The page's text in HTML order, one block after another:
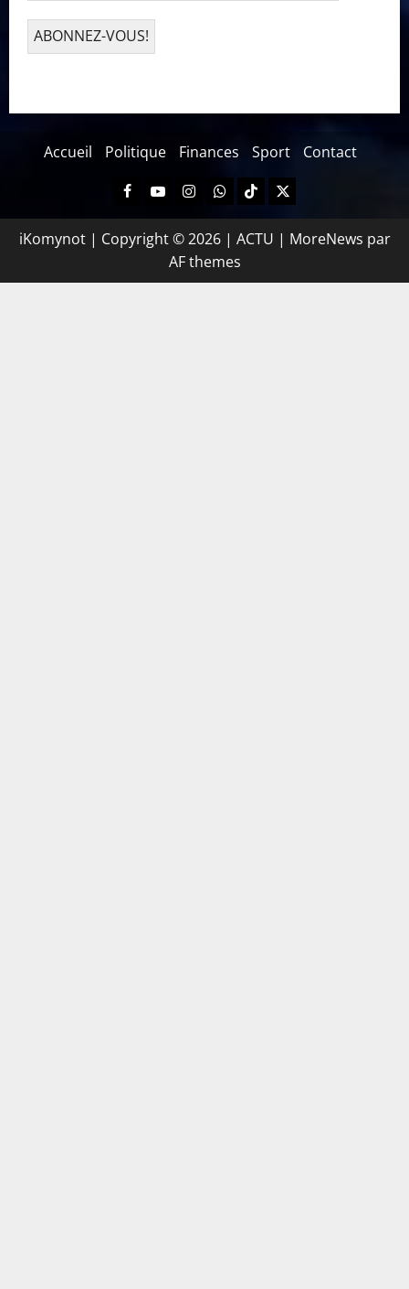
Accueil Politique Finances Sport Contact
iKomynot | Copyright © 2026 | ACTU | MoreNews par
AF themes